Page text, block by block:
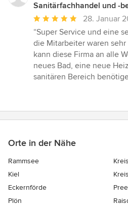
Sanitärfachhandel und -
Durchschnittliche
Bewertung:
5
von
5
Sternen
28. Januar
“Super Service und eine
die Mitarbeiter waren
kann diese Firma an alle
neues Bad, eine neue
sanitären Bereich
Orte in der Nähe
Rammsee
Kiel
Eckernförde
Plön